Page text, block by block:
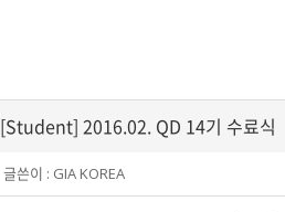
[Student] 2016.02. QD 14기 수료식
글쓴이 : GIA KOREA